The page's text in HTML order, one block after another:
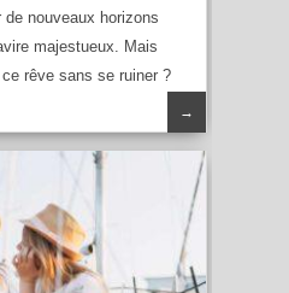
nouveaux horizons
majestueux. Mais
rêve sans se ruiner ?
→